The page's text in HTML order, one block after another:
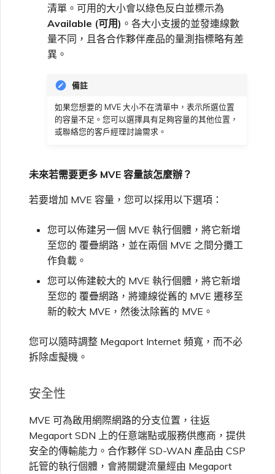
清單。可用的大小會以綠色反白並標示為
Available (可用) 。各大小支援的並發連線數
量不同，且各合作夥伴產品的量測指標略有差
異。
備註
如果您想要的 MVE 大小不在清單中，表示所選位置
的容量不足。您可以選擇具有足夠容量的其他位置，
或聯絡您的客戶經理討論需求。
未來若需要更多 MVE 容量該怎麼辦？
若要增加 MVE 容量，您可以採用以下選項：
您可以佈建另一個 MVE 執行個體，將它新增
至您的 覆疊網路，並在兩個 MVE 之間分攤工
作負載。
您可以佈建較大的 MVE 執行個體，將它新增
至您的 覆疊網路，將連線從舊的 MVE 遷移至
新的較大 MVE，然後汰除舊的 MVE。
您可以隨時調整 Megaport Internet 頻寬，而不必
拆除虛擬機。
安全性
MVE 可為啟用網際網路的分支位置，往返
Megaport SDN 上的任意端點或服務供應商，提供
安全的傳輸能力。合作夥伴 SD-WAN 產品由 CSP
託管的執行個體，會將關鍵流量經由 Megaport